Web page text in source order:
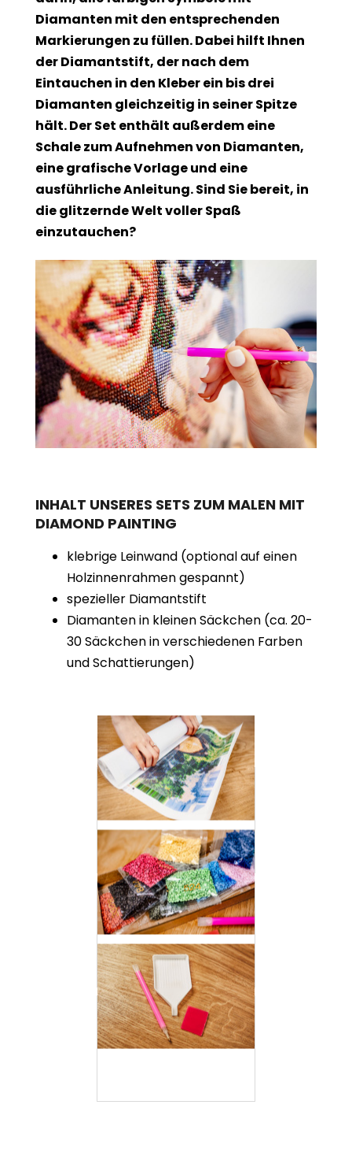
Diamanten mit den entsprechenden
Markierungen zu füllen. Dabei hilft Ihnen
der Diamantstift, der nach dem
Eintauchen in den Kleber ein bis drei
Diamanten gleichzeitig in seiner Spitze
hält. Der Set enthält außerdem eine
Schale zum Aufnehmen von Diamanten,
eine grafische Vorlage und eine
ausführliche Anleitung. Sind Sie bereit, in
die glitzernde Welt voller Spaß
einzutauchen?
INHALT UNSERES SETS ZUM MALEN MIT
DIAMOND PAINTING
klebrige Leinwand (optional auf einen
Holzinnenrahmen gespannt)
spezieller Diamantstift
Diamanten in kleinen Säckchen (ca. 20-
30 Säckchen in verschiedenen Farben
und Schattierungen)